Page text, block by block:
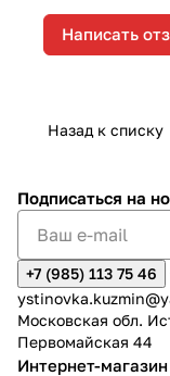
Написать
Назад к списку
Подписаться на
+7 (985) 113 75 46
Московская обл.
Первомайская 44
Интернет-магазин